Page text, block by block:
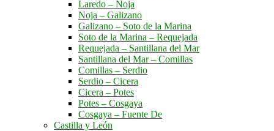
Laredo – Noja
Noja – Galizano
Galizano – Soto de la Marina
Soto de la Marina – Requejada
Requejada – Santillana del Mar
Santillana del Mar – Comillas
Comillas – Serdio
Serdio – Cicera
Cicera – Potes
Potes – Cosgaya
Cosgaya – Fuente De
Castilla y León